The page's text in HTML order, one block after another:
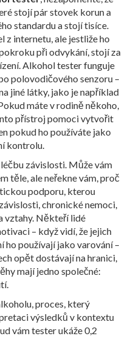
stojí pár stovek korun a
standardu a stojí tisíce.
z internetu, ale jestliže ho
při odvykání, stojí za
Alkohol tester funguje
polovodičového senzoru –
jiné látky, jako je například
máte v rodině někoho,
přístroj pomoci vytvořit
pokud ho používáte jako
kontrolu.
závislosti. Může vám
těle, ale neřekne vám, proč
podporu, kterou
,chronické nemoci,
vztahy. Někteří lidé
– když vidí, že jejich
ho používají jako varování –
opět dostávají na hranici,
mají jedno společné:
,proces, který
výsledků v kontextu
vám tester ukáže 0,2